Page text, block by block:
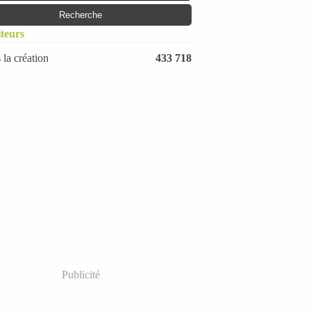
Janvier(20)
la création 433 718
Publicité